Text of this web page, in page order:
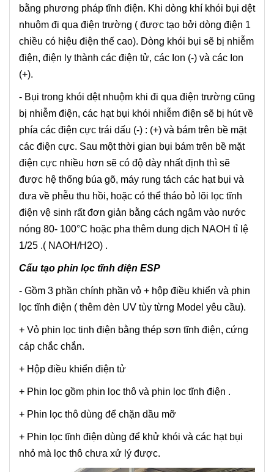
bằng phương pháp tĩnh điện. Khi dòng khí khói bụi dệt
nhuộm đi qua điện trường ( được tạo bởi dòng điện 1
chiều có hiệu điện thế cao). Dòng khói bụi sẽ bị nhiễm
điện, điện ly thành các điện tử, các Ion (-) và các Ion
(+).
- Bụi trong khói dệt nhuộm khi đi qua điện trường cũng
bị nhiễm điện, các hạt bụi khói nhiễm điện sẽ bị hút về
phía các điện cực trái dấu (-) : (+) và bám trên bề mặt
các điện cực. Sau một thời gian bụi bám trên bề mặt
điện cực nhiều hơn sẽ có độ dày nhất định thì sẽ
được hệ thống búa gõ, máy rung tách các hạt bụi và
đưa về phễu thu hồi, hoặc có thể tháo bỏ lõi lọc tĩnh
điện vệ sinh rất đơn giản bằng cách ngâm vào nước
nóng 80- 100°C hoặc pha thêm dung dịch NAOH tỉ lệ
1/25 .( NAOH/H2O) .
Cấu tạo phin lọc tĩnh điện ESP
- Gồm 3 phần chính phần vỏ + hộp điều khiển và phin
lọc tĩnh điện ( thêm đèn UV tùy từng Model yêu cầu).
+ Vỏ phin lọc tinh điện bằng thép sơn tĩnh điện, cứng
cáp chắc chắn.
+ Hộp điều khiển điện tử
+ Phin lọc gồm phin lọc thô và phin lọc tĩnh điện .
+ Phin lọc thô dùng để chặn dầu mỡ
+ Phin lọc tĩnh điện dùng để khử khói và các hạt bụi
nhỏ mà lọc thô chưa xử lý được.